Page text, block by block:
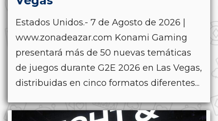
Estados Unidos.- 7 de Agosto de 2026 |
www.zonadeazar.com Konami Gaming
presentará más de 50 nuevas temáticas
de juegos durante G2E 2026 en Las Vegas,
distribuidas en cinco formatos diferentes...